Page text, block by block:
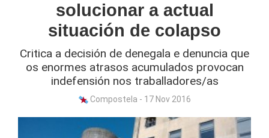
solucionar a actual
situación de colapso
Critica a decisión de denegala e denuncia que
os enormes atrasos acumulados provocan
indefensión nos traballadores/as
Compostela - 17 Nov 2016